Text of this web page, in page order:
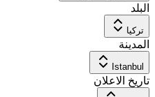
البلد
تركيا
المدينة
Istanbul
تاريخ الاعلان